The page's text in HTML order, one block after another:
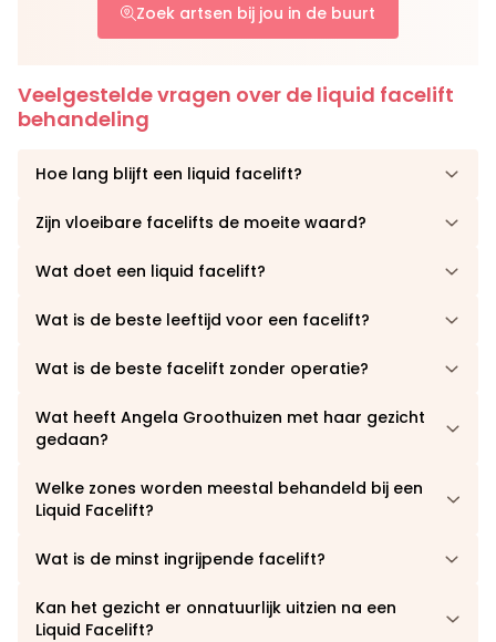
Zoek artsen bij jou in de buurt
Veelgestelde vragen over de liquid facelift
behandeling
Hoe lang blijft een liquid facelift?
Zijn vloeibare facelifts de moeite waard?
Wat doet een liquid facelift?
Wat is de beste leeftijd voor een facelift?
Wat is de beste facelift zonder operatie?
Wat heeft Angela Groothuizen met haar gezicht
gedaan?
Welke zones worden meestal behandeld bij een
Liquid Facelift?
Wat is de minst ingrijpende facelift?
Kan het gezicht er onnatuurlijk uitzien na een
Liquid Facelift?